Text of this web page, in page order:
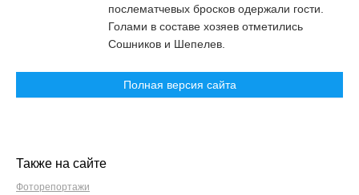
послематчевых бросков одержали гости.
Голами в составе хозяев отметились
Сошников и Шепелев.
Полная версия сайта
Также на сайте
Фоторепортажи